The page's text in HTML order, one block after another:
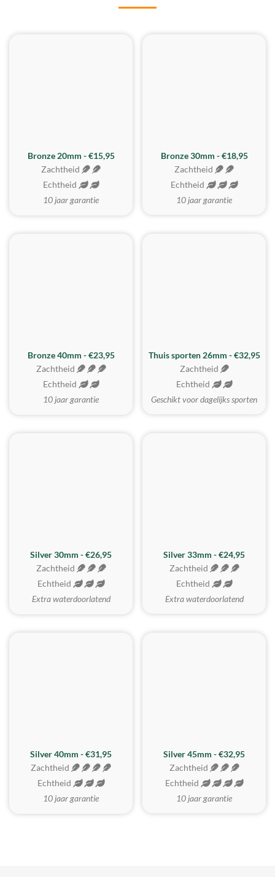
Bronze 20mm - €15,95
Zachtheid
Echtheid
10 jaar garantie
BESTE KOOP
Bronze 30mm - €18,95
Zachtheid
Echtheid
10 jaar garantie
Bronze 40mm - €23,95
Zachtheid
Echtheid
10 jaar garantie
Thuis sporten 26mm - €32,95
Zachtheid
Echtheid
Geschikt voor dagelijks sporten
Silver 30mm - €26,95
Zachtheid
Echtheid
Extra waterdoorlatend
Silver 33mm - €24,95
Zachtheid
Echtheid
Extra waterdoorlatend
Silver 40mm - €31,95
Zachtheid
Echtheid
10 jaar garantie
MEEST GEKOZEN
Silver 45mm - €32,95
Zachtheid
Echtheid
10 jaar garantie